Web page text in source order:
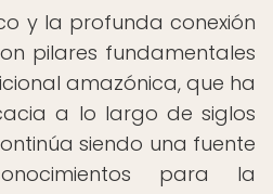
y la profunda conexión
pilares fundamentales
amazónica, que ha
a lo largo de siglos
siendo una fuente
para la